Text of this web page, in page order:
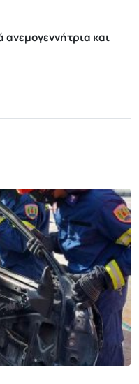
ανεμογεννήτρια και